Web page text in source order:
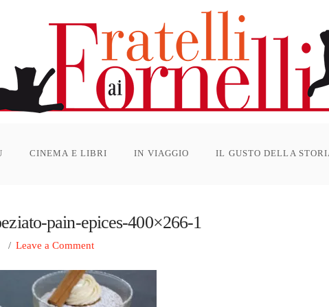
CINEMA E LIBRI IN VIAGGIO IL GUSTO DELLA
pain-epices-400×266-1
Leave a Comment